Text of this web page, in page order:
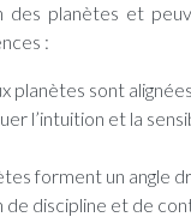
des planètes et
:
planètes sont
l’intuition et la
forment un angle
de discipline et de